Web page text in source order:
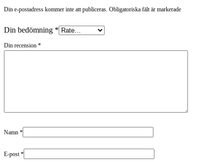
Din e-postadress kommer inte att publiceras. Obligatoriska fält är markerade
Din bedömning *
Din recension *
Namn *
E-post*